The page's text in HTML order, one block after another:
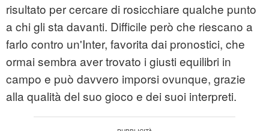
risultato per cercare di rosicchiare qualche punto
a chi gli sta davanti. Difficile però che riescano a
farlo contro un'Inter, favorita dai pronostici, che
ormai sembra aver trovato i giusti equilibri in
campo e può davvero imporsi ovunque, grazie
alla qualità del suo gioco e dei suoi interpreti.